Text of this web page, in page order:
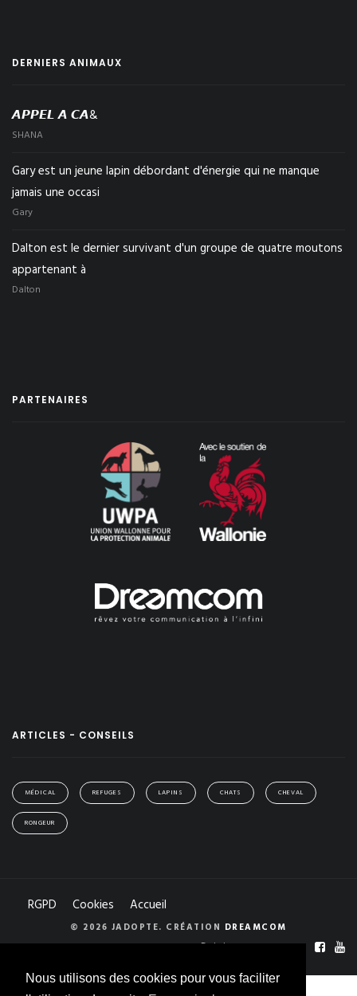
Nous utilisons des cookies pour vous faciliter
DERNIERS ANIMAUX
𝘼𝙋𝙋𝙀𝙇 𝘼 𝘾𝘼&
SHANA
Gary est un jeune lapin débordant d'énergie qui ne manque
jamais une occasi
Gary
Dalton est le dernier survivant d'un groupe de quatre moutons
appartenant à
Dalton
PARTENAIRES
ARTICLES - CONSEILS
MÉDICAL REFUGES LAPINS CHATS CHEVAL
RONGEUR
RGPD Cookies Accueil
© 2026 JADOPTE. CRÉATION DREAMCOM
Rejoignez-nous sur :